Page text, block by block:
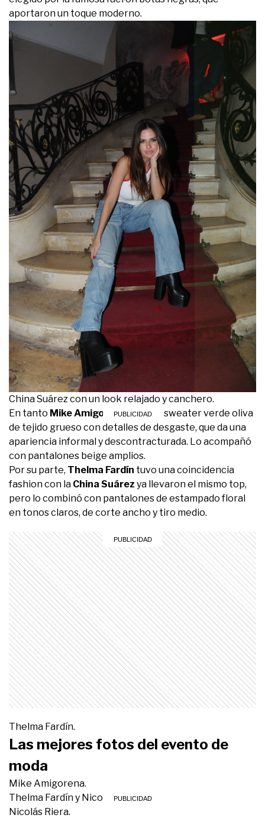
aportaron un toque moderno.
China Suárez con un look relajado y canchero.
En tanto Mike Amigorenalució un sweater verde oliva
de tejido grueso con detalles de desgaste, que da una
apariencia informal y descontracturada. Lo acompañó
con pantalones beige amplios.
Por su parte, Thelma Fardín tuvo una coincidencia
fashion con la China Suárez ya llevaron el mismo top,
pero lo combinó con pantalones de estampado floral
en tonos claros, de corte ancho y tiro medio.
Thelma Fardín.
Las mejores fotos del evento de
moda
Mike Amigorena.
Thelma Fardín y Nicolás Riera.
Nicolás Riera.